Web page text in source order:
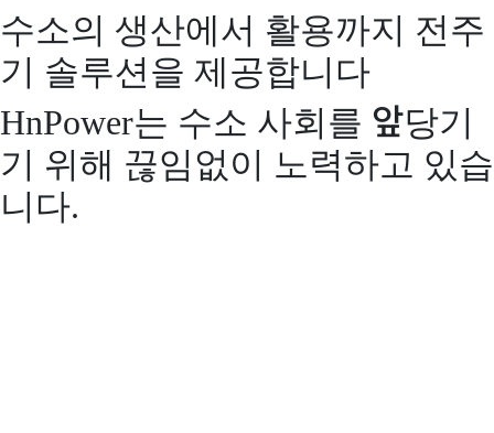
수소의 생산에서 활용까지 전주
기 솔루션을 제공합니다
HnPower는 수소 사회를 앞당기
기 위해 끊임없이 노력하고 있습
니다.